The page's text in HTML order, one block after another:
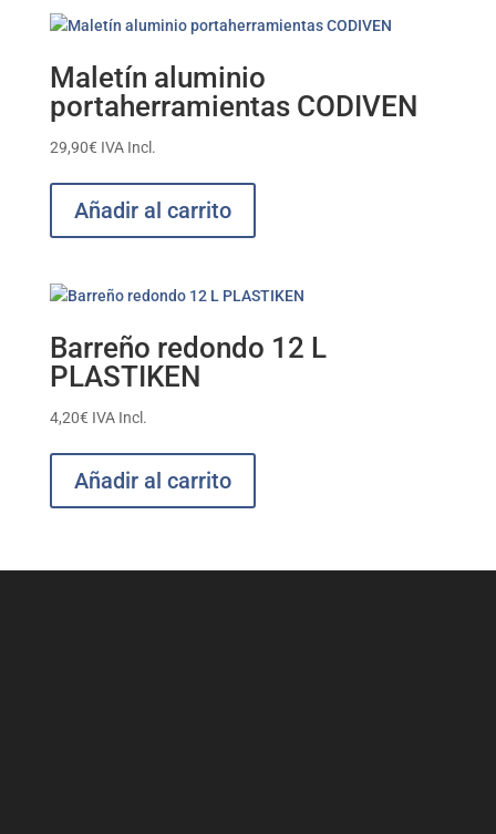
Maletín aluminio
portaherramientas CODIVEN
29,90€ IVA Incl.
Añadir al carrito
Barreño redondo 12 L
PLASTIKEN
4,20€ IVA Incl.
Añadir al carrito